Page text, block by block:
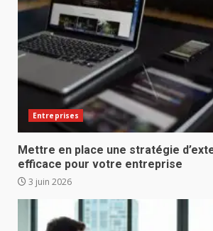
Entreprises
Mettre en place une stratégie
efficace pour votre entreprise
3 juin 2026